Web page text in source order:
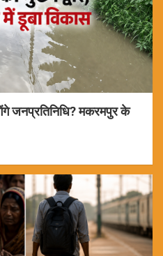
जनप्रतिनिधि? मकरमपुर के